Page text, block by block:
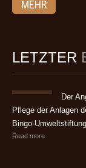
MEHR
LETZTER
Der
Pflege der Anlagen
Bingo-
Read more